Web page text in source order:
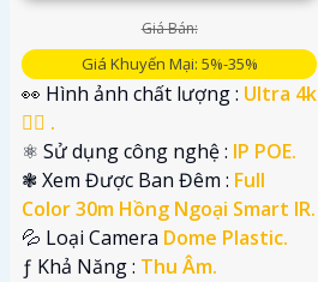
Giá Bán:
Giá Khuyến Mại: 5%-35%
👀 Hình ảnh chất lượng : Ultra 4k
👍🏾 .
⚛️ Sử dụng công nghệ : IP POE.
❃ Xem Được Ban Đêm : Full
Color 30m Hồng Ngoại Smart IR.
💦 Loại Camera Dome Plastic.
️ƒ Khả Năng : Thu Âm.